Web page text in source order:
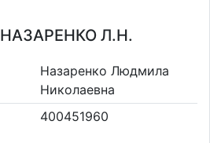
Л.Н.
Назаренко Людмила
Николаевна
400451960